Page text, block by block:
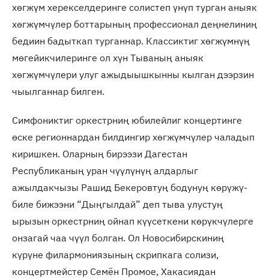
хөгжүм херекселдеринге солистеп үнүп турган аныяк
хөгжүмчүлер боттарының профессионал деңнелиниң
бедиин бадыткап турганнар. Классиктиг хөгжүмнүң
мөгейикчилеринге ол хүн Тываның аныяк
хөгжүмчүлери улуг ажыдыышкынны кылган дээрзин
чыылганнар билген.
Симфониктиг оркестрниң юбилейлиг концертинге
өске регионнардан билдингир хөгжүмчүлер чаладып
киришкен. Оларның бирээзи Дагестан
Республиканың уран чүүлүнүң алдарлыг
ажылдакчызы Рашид Бекеровтуң бодунуң көрүжү-
биле бижээни “Дыңгылдай” деп тыва улустуң
ырызын оркестрниң ойнап күүсеткени көрүкчүлерге
онзагай чаа чүүл болган. Ол Новосибирскиниң
күрүне филармониязының скрипкага солизи,
концертмейстер Семён Промое, Хакасиядан